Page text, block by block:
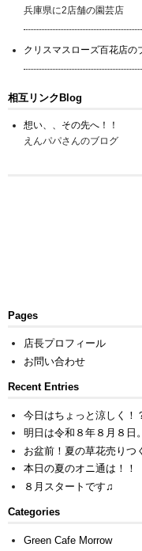
兵庫県に2店舗の園芸店
クリスマスローズ百花店の
相互リンクBlog
想い、、その先へ！！
えんパパさんのブログ
Pages
店長プロフィール
お問い合わせ
Recent Entries
今日はちょっと涼しく！
明日は令和８年８月８日
お盆前！夏の草花売りつ
本日の夏のオニ通は！！
８月スタートです♫
Categories
Green Cafe Morrow